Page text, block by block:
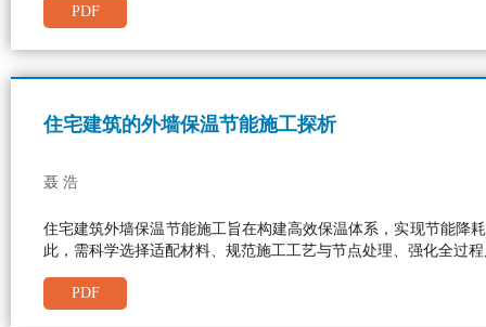
PDF
住宅建筑的外墙保温节能施工探析
聂 浩
住宅建筑外墙保温节能施工旨在构建高效保温体系，实现节能降
此，需科学选择适配材料、规范施工工艺与节点处理、强化全过
PDF